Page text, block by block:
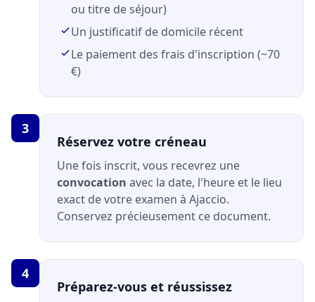
ou titre de séjour)
Un justificatif de domicile récent
Le paiement des frais d'inscription (~70
€)
3
Réservez votre créneau
Une fois inscrit, vous recevrez une
convocation avec la date, l'heure et le lieu
exact de votre examen à Ajaccio.
Conservez précieusement ce document.
4
Préparez-vous et réussissez